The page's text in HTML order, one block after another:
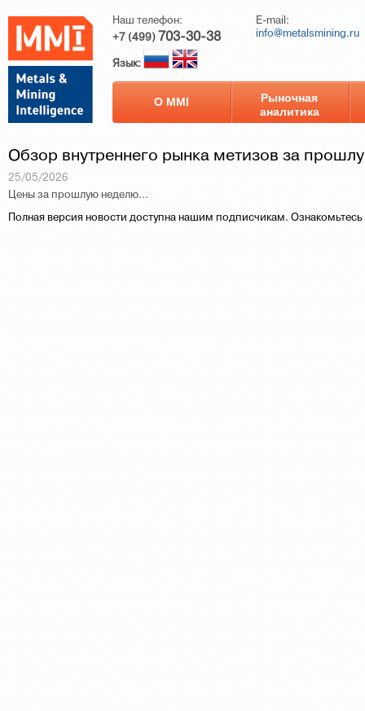
Наш телефон:
+7 (499) 703-30-38
Язык:
E-mail:
info@metalsmining.ru
О ММI
Рыночная
аналитика
Обзор внутреннего рынка метизов за
25/05/2026
Цены за прошлую неделю...
Полная версия новости доступна нашим подписчикам.